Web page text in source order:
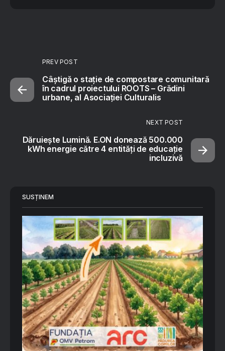
PREV POST
Câștigă o stație de compostare comunitară
în cadrul proiectului ROOTS – Grădini
urbane, al Asociației Culturalis
NEXT POST
Dăruiește Lumină. E.ON donează 500.000
kWh energie către 4 entități de educație
incluzivă
SUSȚINEM